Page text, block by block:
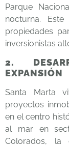
Parque
nocturna.
propiedades
inversionistas
2.
EXPANSIÓN
Santa Marta
proyectos
en el centro
al mar en
Colorados, la